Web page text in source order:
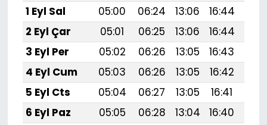
1 Eyl Sal
05:00 06:24 13:06 16:44
2 Eyl Çar
05:01 06:25 13:06 16:44
3 Eyl Per
05:02 06:26 13:05 16:43
4 Eyl Cum
05:03 06:26 13:05 16:42
5 Eyl Cts
05:04 06:27 13:05 16:41
6 Eyl Paz
05:05 06:28 13:04 16:40